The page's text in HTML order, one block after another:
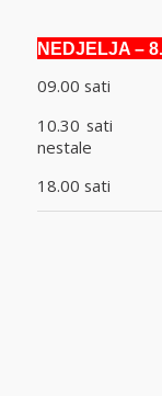
NEDJELJA –
09.00 sati
10.30 sati
nestale
18.00 sati +